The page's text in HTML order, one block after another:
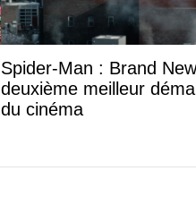
Spider-Man : Brand
deuxième meilleur
du cinéma